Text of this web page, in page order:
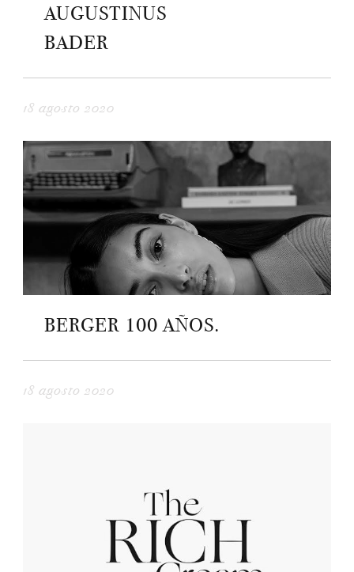
AUGUSTINUS
BADER
18 agosto 2020
BERGER 100 AÑOS.
18 agosto 2020